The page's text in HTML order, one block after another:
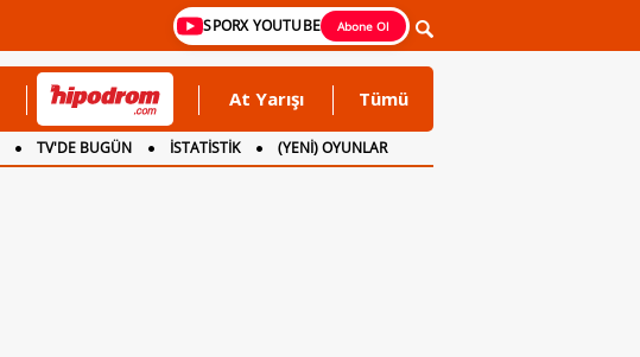
SPORX YOUTUBE Abone Ol
At Yarışı Tümü
TV'DE BUGÜN İSTATİSTİK
(YENİ) OYUNLAR